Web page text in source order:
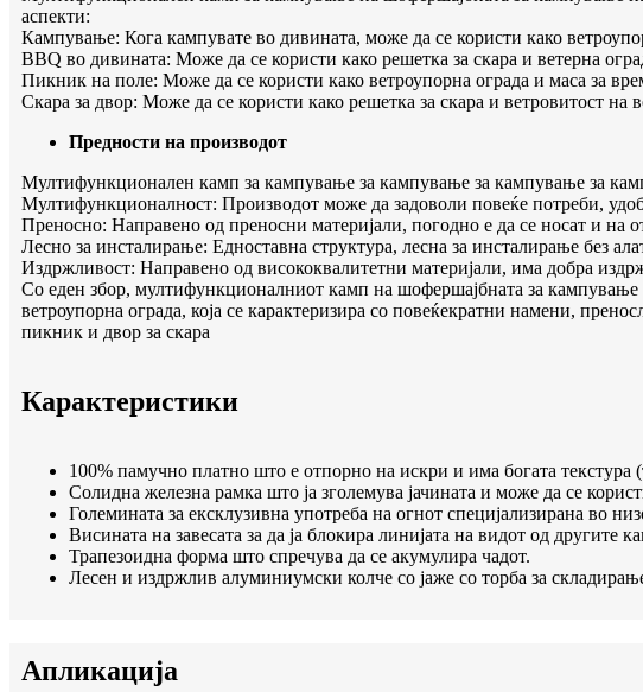
аспекти:
Кампување: Кога кампувате во дивината, може да се користи како
BBQ во дивината: Може да се користи како решетка за скара и ветерна
Пикник на поле: Може да се користи како ветроупорна ограда и маса за
Скара за двор: Може да се користи како решетка за скара и ветровитост на
Предности на производот
Мултифункционален камп за кампување за кампување за кампување за
Мултифункционалност: Производот може да задоволи повеќе потреби,
Преносно: Направено од преносни материјали, погодно е да се носат и на
Лесно за инсталирање: Едноставна структура, лесна за инсталирање без
Издржливост: Направено од висококвалитетни материјали, има добра
Со еден збор, мултифункционалниот камп на шофершајбната за
ветроупорна ограда, која се карактеризира со повеќекратни намени,
пикник и двор за скара
Карактеристики
100% памучно платно што е отпорно на искри и има богата текстура
Солидна железна рамка што ја зголемува јачината и може да се
Големината за ексклузивна употреба на огнот специјализирана во
Висината на завесата за да ја блокира линијата на видот од другите
Трапезоидна форма што спречува да се акумулира чадот.
Лесен и издржлив алуминиумски колче со јаже со торба за
Апликација